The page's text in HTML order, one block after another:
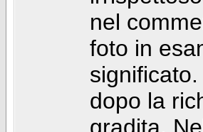
nel
foto in
dopo la